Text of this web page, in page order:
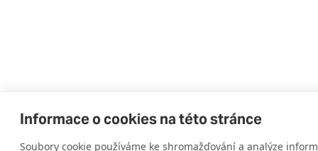
Informace o cookies na této stránce
Soubory cookie používáme ke shromažďování a analýze